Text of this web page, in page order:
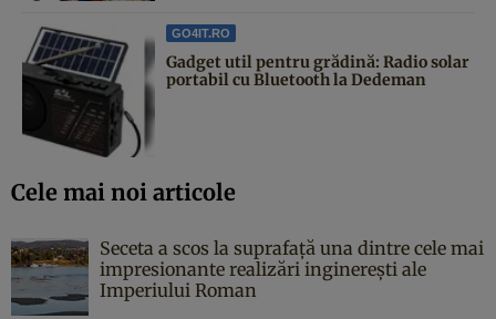
GO4IT.RO
Gadget util pentru grădină: Radio solar
portabil cu Bluetooth la Dedeman
Cele mai noi articole
Seceta a scos la suprafață una dintre cele mai
impresionante realizări inginerești ale
Imperiului Roman